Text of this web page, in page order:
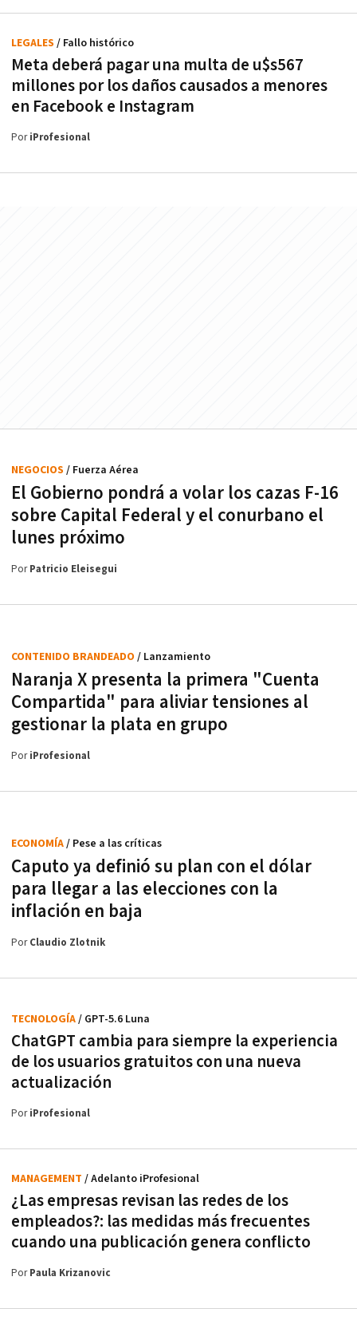
Meta deberá pagar una multa de u$s567
millones por los daños causados a menores
en Facebook e Instagram
LEGALES / Fallo histórico
PoriProfesional
El Gobierno pondrá a volar los cazas F-16
sobre Capital Federal y el conurbano el
lunes próximo
NEGOCIOS / Fuerza Aérea
PorPatricio Eleisegui
Naranja X presenta la primera "Cuenta
Compartida" para aliviar tensiones al
gestionar la plata en grupo
CONTENIDO BRANDEADO / Lanzamiento
PoriProfesional
Caputo ya definió su plan con el dólar
para llegar a las elecciones con la
inflación en baja
ECONOMÍA/ Pese a las críticas
PorClaudio Zlotnik
ChatGPT cambia para siempre la experiencia
de los usuarios gratuitos con una nueva
actualización
TECNOLOGÍA/ GPT-5.6 Luna
PoriProfesional
¿Las empresas revisan las redes de los
empleados?: las medidas más frecuentes
cuando una publicación genera conflicto
MANAGEMENT / Adelanto iProfesional
PorPaula Krizanovic